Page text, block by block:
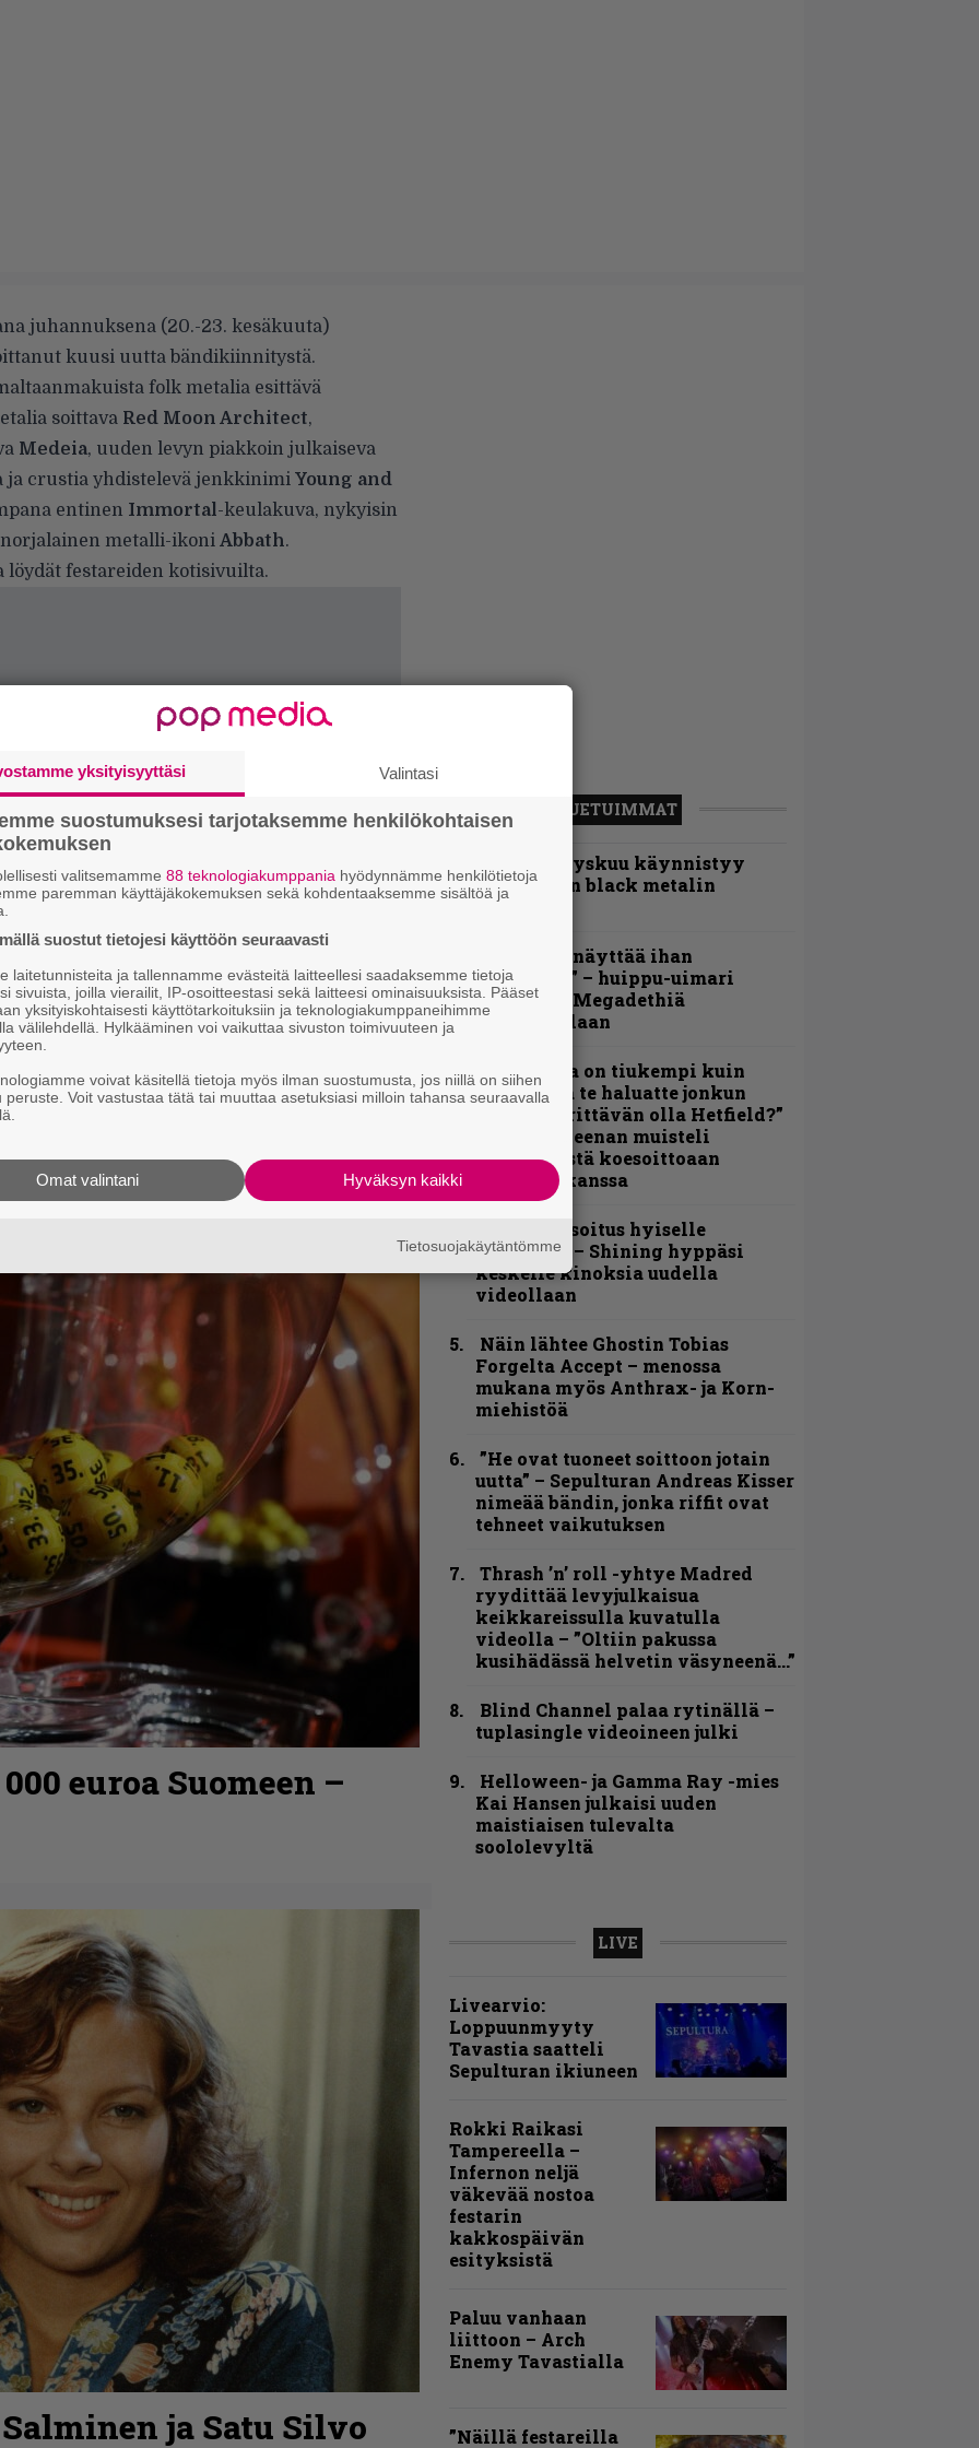
juhannuksena (20.-23. kesäkuuta)
kuusi uutta bändikiinnitystä.
folk metalia esittävä
soittava Red Moon Architect,
Medeia, uuden levyn piakkoin julkaiseva
ja crustia yhdistelevä jenkkinimi Young and
entinen Immortal-keulakuva, nykyisin
norjalainen metalli-ikoni Abbath.
löydät festareiden kotisivuilta.
ja tiedät mistä kahvitauolla puhutaan!
ja puheenaiheet suoraan sähköpostiin
euroa Suomeen –
ja Satu Silvo
LUETUIMMAT
Espoon syyskuu käynnistyy
kotimaisen black metalin
merkeissä
”Mitalini näyttää ihan
plektralta” – huippu-uimari
jamittelee Megadethiä
palkinnollaan
”Metallica on tiukempi kuin
koskaan ja te haluatte jonkun
nulikan yrittävän olla Hetfield?”
– Pepper Keenan muisteli
ensimmäistä koesoittoaan
hevijätin kanssa
Kunnianosoitus hyiselle
Pohjolalle – Shining hyppäsi
keskelle kinoksia uudella
videollaan
Näin lähtee Ghostin Tobias
Forgelta Accept – menossa
mukana myös Anthrax- ja Korn-
miehistöä
”He ovat tuoneet soittoon jotain
uutta” – Sepulturan Andreas Kisser
nimeää bändin, jonka riffit ovat
tehneet vaikutuksen
Thrash ’n’ roll -yhtye Madred
ryydittää levyjulkaisua
keikkareissulla kuvatulla
videolla – ”Oltiin pakussa
kusihädässä helvetin väsyneenä…”
Blind Channel palaa rytinällä –
tuplasingle videoineen julki
Helloween- ja Gamma Ray -mies
Kai Hansen julkaisi uuden
maistiaisen tulevalta
soololevyltä
LIVE
Livearvio:
Loppuunmyyty
Tavastia saatteli
Sepulturan ikiuneen
Rokki Raikasi
Tampereella –
Infernon neljä
väkevää nostoa
festarin
kakkospäivän
esityksistä
Paluu vanhaan
liittoon – Arch
Enemy Tavastialla
”Näillä festareilla
yksityisyyttäsi Valintasi
suostumuksesi tarjotaksemme henkilökohtaisen
valitsemamme 88 teknologiakumppania hyödynnämme henkilötietoja
paremman käyttäjäkokemuksen sekä kohdentaaksemme sisältöä ja
suostut tietojesi käyttöön seuraavasti
laitetunnisteita ja tallennamme evästeitä laitteellesi saadaksemme tietoja
sivuista, joilla vierailit, IP-osoitteestasi sekä laitteesi ominaisuuksista. Pääset
yksityiskohtaisesti käyttötarkoituksiin ja teknologiakumppaneihimme
välilehdellä. Hylkääminen voi vaikuttaa sivuston toimivuuteen ja
voivat käsitellä tietoja myös ilman suostumusta, jos niillä on siihen
peruste. Voit vastustaa tätä tai muuttaa asetuksiasi milloin tahansa seuraavalla
Hyväksyn kaikki
Omat valintani
Tietosuojakäytäntömme